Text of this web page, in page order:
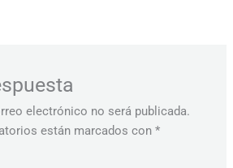
electrónico no será publicada.
están marcados con*